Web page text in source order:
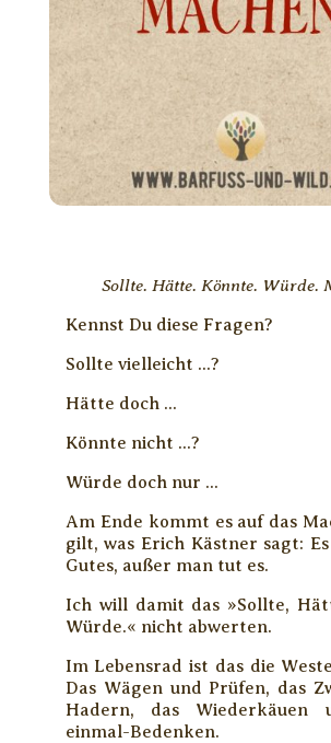
Sollte. Hätte. Könnte. Würde.
Kennst Du diese Fragen?
Sollte vielleicht ...?
Hätte doch ...
Könnte nicht ...?
Würde doch nur ...
Am Ende kommt es auf das
gilt, was Erich Kästner sagt:
Gutes, außer man tut es.
Ich will damit das »Sollte,
Würde.« nicht abwerten.
Im Lebensrad ist das die
Das Wägen und Prüfen, das
Hadern, das Wiederkäuen
einmal-Bedenken.